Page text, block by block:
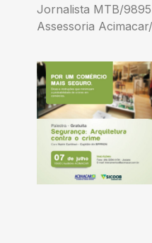
Jornalista MTB/9895
Assessoria